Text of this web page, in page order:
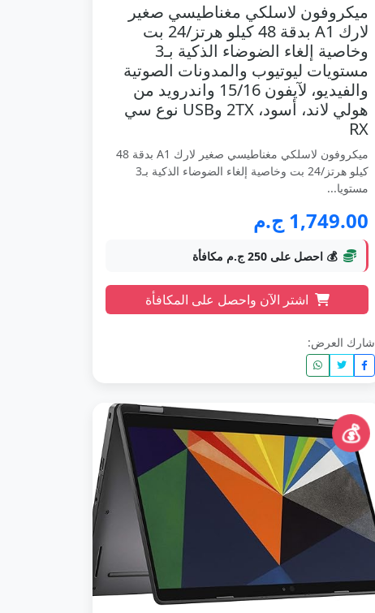
ميكروفون لاسلكي مغناطيسي صغير
لارك A1 بدقة 48 كيلو هرتز/24 بت
وخاصية إلغاء الضوضاء الذكية بـ3
مستويات ليوتيوب والمدونات الصوتية
والفيديو، لآيفون 15/16 واندرويد من
هولي لاند، أسود، 2TX وUSB نوع سي
RX
ميكروفون لاسلكي مغناطيسي صغير لارك A1 بدقة 48
كيلو هرتز/24 بت وخاصية إلغاء الضوضاء الذكية بـ3
مستويا...
1,749.00 ج.م
💰 احصل على 250 ج.م مكافأة
اشتر الآن واحصل على المكافأة
شارك العرض:
💰